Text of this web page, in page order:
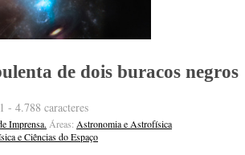
de dois buracos negros
- 4.788 caracteres
Imprensa. Áreas: Astronomia e Astrofísica
e Ciências do Espaço